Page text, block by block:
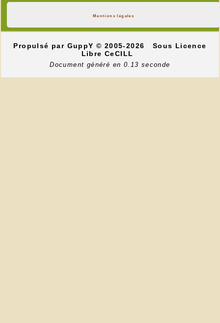
Mentions légales
Propulsé par GuppY© 2005-2026
Sous Licence
Libre CeCILL
Document généré en 0.13 seconde